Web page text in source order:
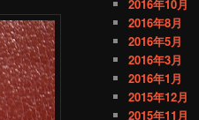
2016年10月
2016年8月
2016年5月
2016年3月
2016年1月
2015年12月
2015年11月